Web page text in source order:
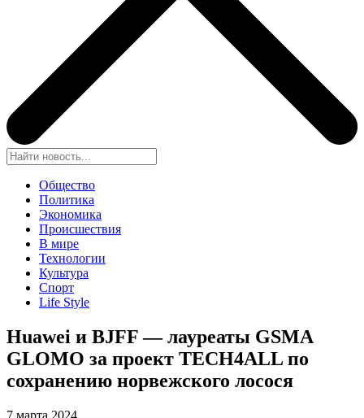
Общество
Политика
Экономика
Происшествия
В мире
Технологии
Культура
Спорт
Life Style
Huawei и BJFF — лауреаты GSMA
GLOMO за проект TECH4ALL по
сохранению норвежского лосося
7 марта 2024